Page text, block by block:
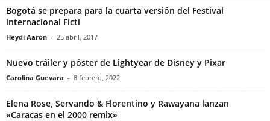
Bogotá se prepara para la cuarta versión del Festival
internacional Ficti
Heydi Aaron - 25 abril, 2017
Nuevo tráiler y póster de Lightyear de Disney y Pixar
Carolina Guevara - 8 febrero, 2022
Elena Rose, Servando & Florentino y Rawayana lanzan
«Caracas en el 2000 remix»